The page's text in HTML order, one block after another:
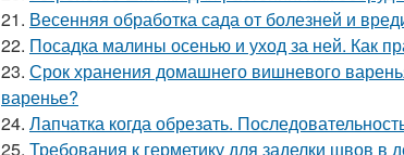
21. Весенняя обработка сада от болезней и
22. Посадка малины осенью и уход за ней. Как
23. Срок хранения домашнего вишневого
варенье?
24. Лапчатка когда обрезать.
25. Требования к герметику для заделки швов